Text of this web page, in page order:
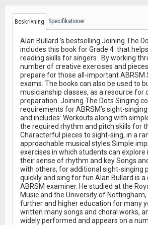
Beskrivning Specifikationer
Alan Bullard ’s bestselling Joining The
includes this book for Grade 4 that
reading skills for singers . By working
number of creative exercises and
prepare for those all-important ABRSM
exams. The books can also be used to
musicianship classes, as a resource for
preparation. Joining The Dots Singing
requirements for ABRSM’s sight-
and includes: Workouts along with
the required rhythm and pitch skills for
Characterful pieces to sight-sing, in a
approachable musical styles Simple
exercises in which students can explore
their sense of rhythm and key Songs
with others, for additional sight-singing
quickly and sing for fun Alan Bullard is a
ABRSM examiner. He studied at the
Music and the University of
further and higher education for many
written many songs and choral works,
widely performed and appears on a